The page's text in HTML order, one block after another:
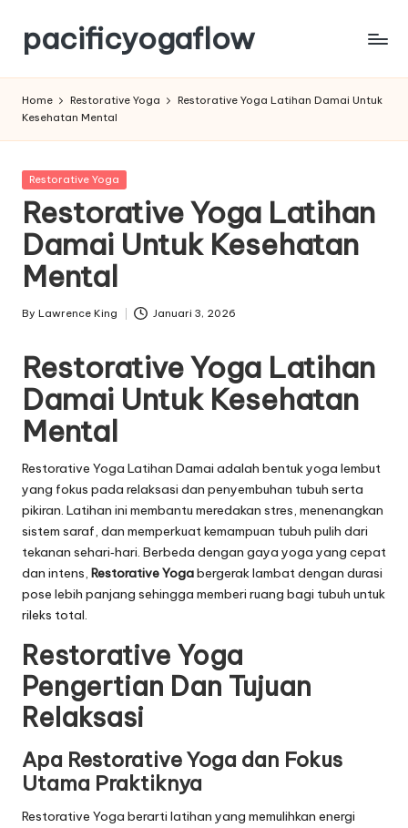
Skip
content
pacificyogaflow
Dan
Home Restorative Yoga
Restorative Yoga Latihan Damai Untuk
Kesehatan Mental
Posted
Restorative Yoga
Restorative Yoga Latihan
Damai Untuk Kesehatan
Mental
Posted
By Lawrence King Januari 3, 2026
Restorative Yoga Latihan
Damai Untuk Kesehatan
Mental
Restorative Yoga Latihan Damai adalah bentuk yoga lembut
yang fokus pada relaksasi dan penyembuhan tubuh serta
pikiran. Latihan ini membantu meredakan stres, menenangkan
sistem saraf, dan memperkuat kemampuan tubuh pulih dari
tekanan sehari‑hari. Berbeda dengan gaya yoga yang cepat
dan intens, Restorative Yogabergerak lambat dengan durasi
pose lebih panjang sehingga memberi ruang bagi tubuh untuk
rileks total.
Restorative Yoga
Pengertian Dan Tujuan
Relaksasi
Apa Restorative Yoga dan Fokus
Utama Praktiknya
Restorative Yoga berarti latihan yang memulihkan energi